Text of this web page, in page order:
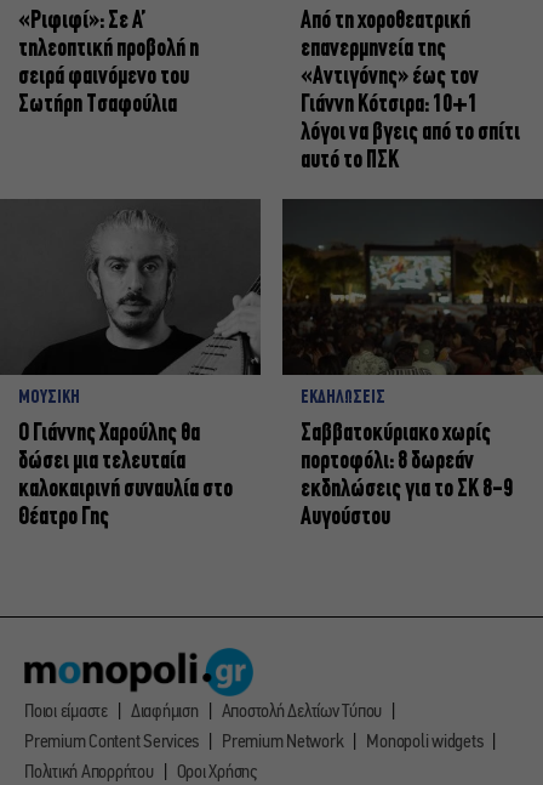
«Ριφιφί»: Σε Α’
τηλεοπτική προβολή η
σειρά φαινόμενο του
Σωτήρη Τσαφούλια
Από τη χοροθεατρική
επανερμηνεία της
«Αντιγόνης» έως τον
Γιάννη Κότσιρα: 10+1
λόγοι να βγεις από το σπίτι
αυτό το ΠΣΚ
ΜΟΥΣΙΚΗ
Ο Γιάννης Χαρούλης θα
δώσει μια τελευταία
καλοκαιρινή συναυλία στο
Θέατρο Γης
ΕΚΔΗΛΩΣΕΙΣ
Σαββατοκύριακο χωρίς
πορτοφόλι: 8 δωρεάν
εκδηλώσεις για το ΣΚ 8-9
Αυγούστου
Ποιοι είμαστε Διαφήμιση
Αποστολή Δελτίων Τύπου
Premium Content Services
Premium Network
Monopoli widgets
Πολιτική Απορρήτου
Οροι Χρήσης